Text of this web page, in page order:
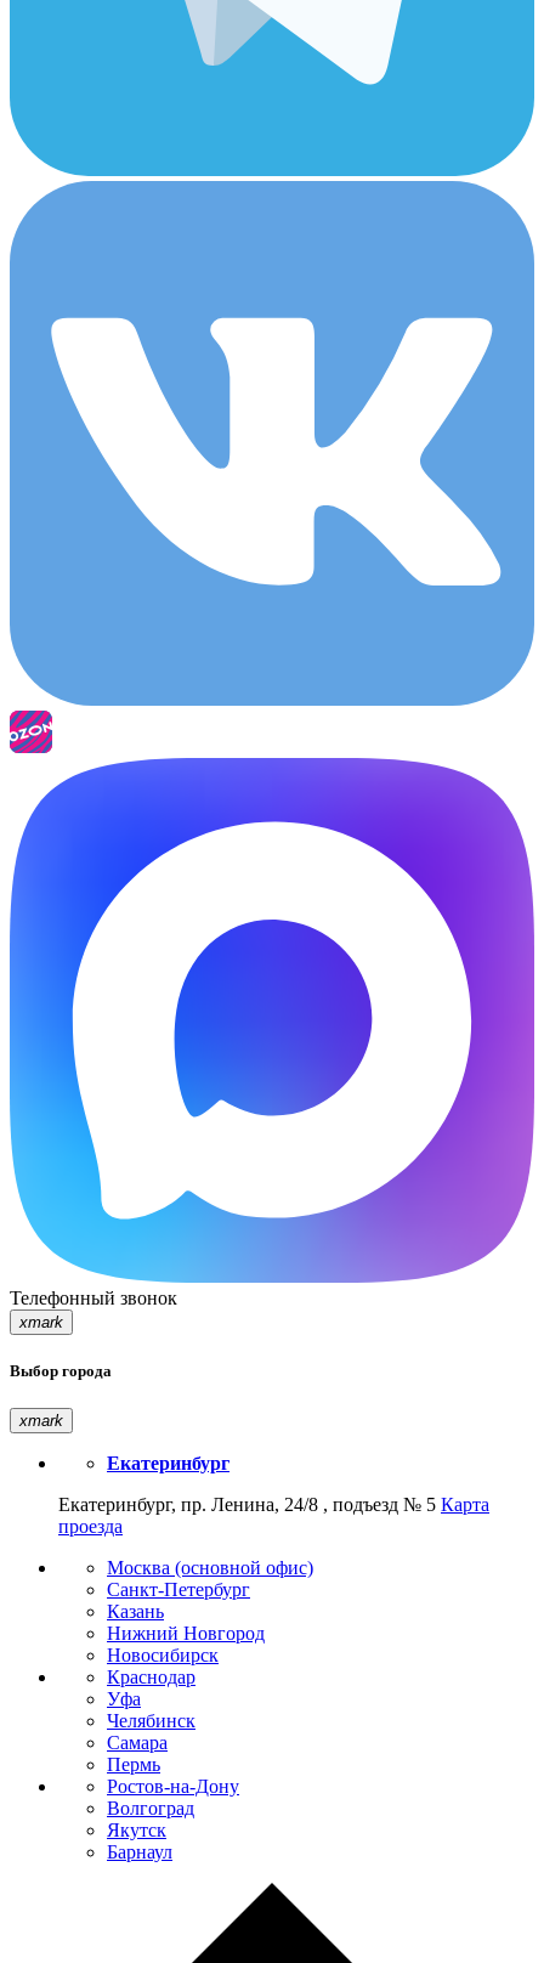
Телефонный звонок
xmark
Выбор города
xmark
Екатеринбург
Екатеринбург, пр. Ленина, 24/8 , подъезд № 5 Карта
проезда
Москва (основной офис)
Санкт-Петербург
Казань
Нижний Новгород
Новосибирск
Краснодар
Уфа
Челябинск
Самара
Пермь
Ростов-на-Дону
Волгоград
Якутск
Барнаул